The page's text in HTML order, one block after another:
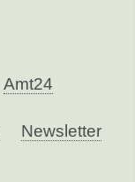
Amt24
Newsletter